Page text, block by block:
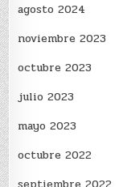
agosto 2024
noviembre 2023
octubre 2023
julio 2023
mayo 2023
octubre 2022